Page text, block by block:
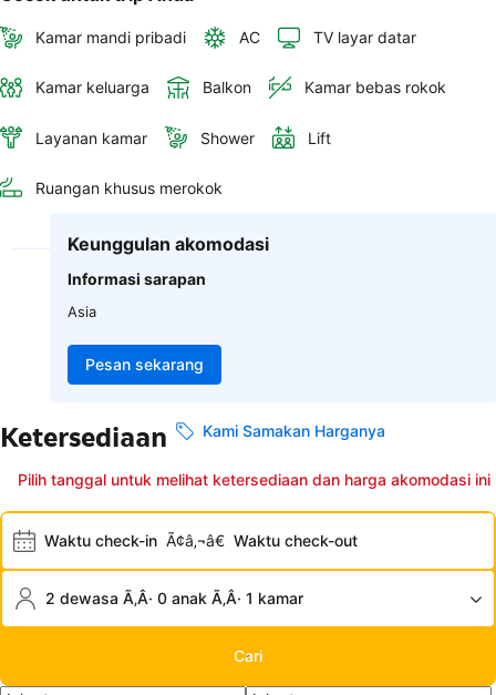
Kamar mandi pribadi AC TV layar datar
Kamar keluarga Balkon Kamar bebas rokok
Layanan kamar Shower Lift
Ruangan khusus merokok
Keunggulan akomodasi
Informasi sarapan
Asia
Pesan sekarang
Ketersediaan Kami Samakan Harganya
Pilih tanggal untuk melihat ketersediaan dan harga akomodasi ini
Waktu check-in Ã¢â‚¬â€ Waktu check-out
2 dewasa Ã‚Â· 0 anak Ã‚Â· 1 kamar
Cari